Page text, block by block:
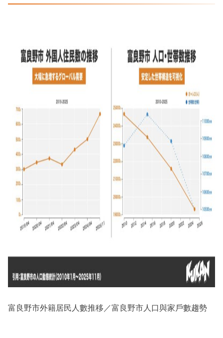
富良野市外籍居民人數推移／富良野市人口與家戶數趨勢